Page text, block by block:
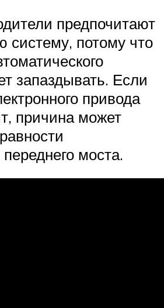
предпочитают
систему, потому что
запаздывать. Если
привода
причина может
моста.